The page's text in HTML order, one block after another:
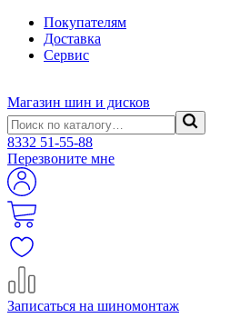
Покупателям
Доставка
Сервис
Магазин шин и дисков
8332 51-55-88
Перезвоните мне
Записаться на шиномонтаж